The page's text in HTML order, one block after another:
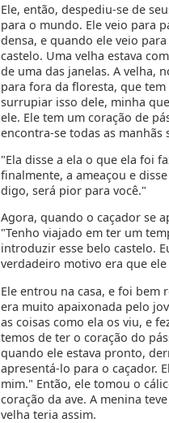
Ele, então, despediu-se de
para o mundo. Ele veio para
densa, e quando ele veio
castelo. Uma velha estava
de uma das janelas. A velha,
para fora da floresta, que
surrupiar isso dele, minha
ele. Ele tem um coração de
encontra-se todas as manhãs
"Ela disse a ela o que ela foi
finalmente, a ameaçou e
digo, será pior para você."
Agora, quando o caçador se
"Tenho viajado em ter um
introduzir esse belo castelo.
verdadeiro motivo era que
Ele entrou na casa, e foi bem
era muito apaixonada pelo
as coisas como ela os viu, e
temos de ter o coração do
quando ele estava pronto,
apresentá-lo para o caçador.
mim." Então, ele tomou o
coração da ave. A menina
velha teria assim.